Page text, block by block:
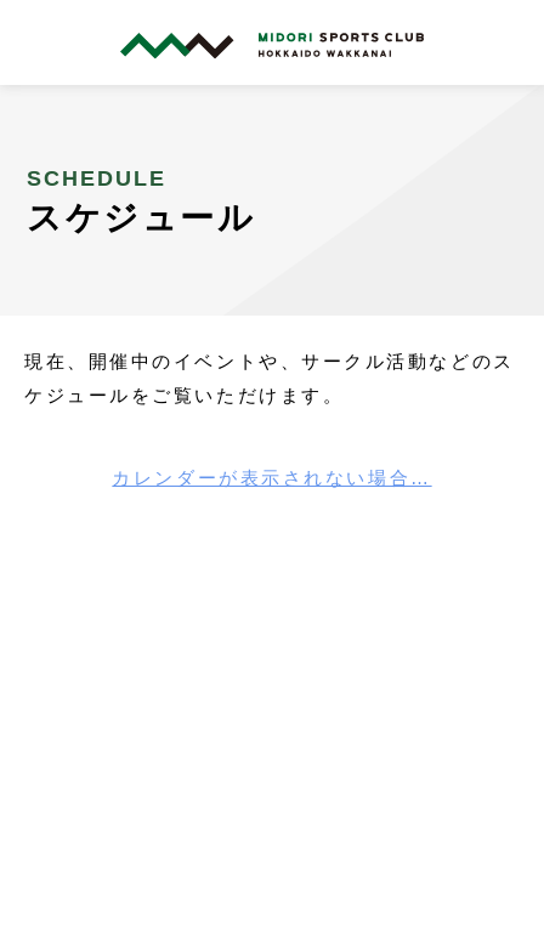
スケジュール
現在、開催中のイベントや、サークル活動などのス
ケジュールをご覧いただけます。
カレンダーが表示されない場合…